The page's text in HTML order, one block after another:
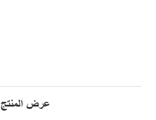
عرض المنتج